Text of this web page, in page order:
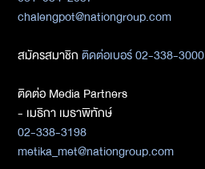
chalengpot@nationgroup.com
สมัครสมาชิกติดต่อเบอร์ 02-338-3000
ติดต่อ Media Partners
- เมธิกา เมธาพิทักษ์
02-338-3198
metika_met@nationgroup.com